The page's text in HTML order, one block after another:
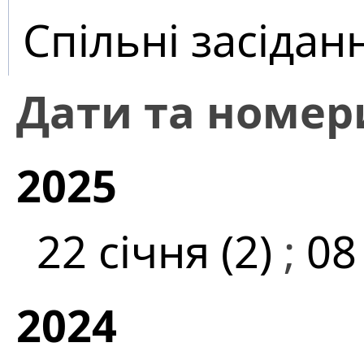
Спільні
Дати та
2025
22 січня (2) ;
2024